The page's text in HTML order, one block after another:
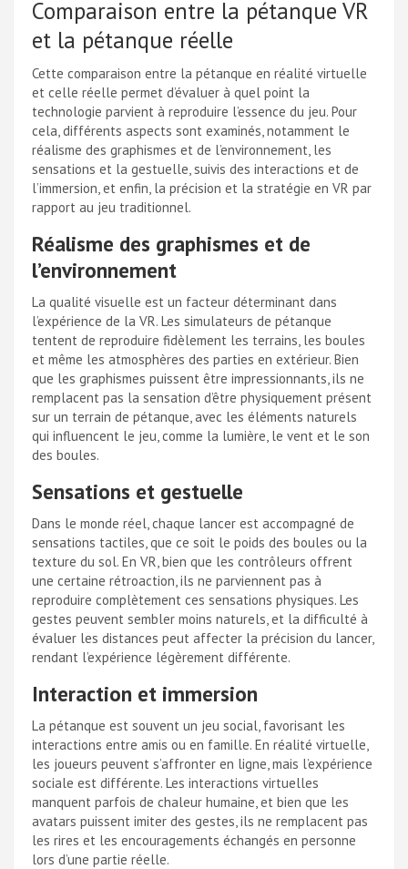
Comparaison entre la pétanque VR
et la pétanque réelle
Cette comparaison entre la pétanque en réalité virtuelle
et celle réelle permet d’évaluer à quel point la
technologie parvient à reproduire l’essence du jeu. Pour
cela, différents aspects sont examinés, notamment le
réalisme des graphismes et de l’environnement, les
sensations et la gestuelle, suivis des interactions et de
l’immersion, et enfin, la précision et la stratégie en VR par
rapport au jeu traditionnel.
Réalisme des graphismes et de
l’environnement
La qualité visuelle est un facteur déterminant dans
l’expérience de la VR. Les simulateurs de pétanque
tentent de reproduire fidèlement les terrains, les boules
et même les atmosphères des parties en extérieur. Bien
que les graphismes puissent être impressionnants, ils ne
remplacent pas la sensation d’être physiquement présent
sur un terrain de pétanque, avec les éléments naturels
qui influencent le jeu, comme la lumière, le vent et le son
des boules.
Sensations et gestuelle
Dans le monde réel, chaque lancer est accompagné de
sensations tactiles, que ce soit le poids des boules ou la
texture du sol. En VR, bien que les contrôleurs offrent
une certaine rétroaction, ils ne parviennent pas à
reproduire complètement ces sensations physiques. Les
gestes peuvent sembler moins naturels, et la difficulté à
évaluer les distances peut affecter la précision du lancer,
rendant l’expérience légèrement différente.
Interaction et immersion
La pétanque est souvent un jeu social, favorisant les
interactions entre amis ou en famille. En réalité virtuelle,
les joueurs peuvent s’affronter en ligne, mais l’expérience
sociale est différente. Les interactions virtuelles
manquent parfois de chaleur humaine, et bien que les
avatars puissent imiter des gestes, ils ne remplacent pas
les rires et les encouragements échangés en personne
lors d’une partie réelle.